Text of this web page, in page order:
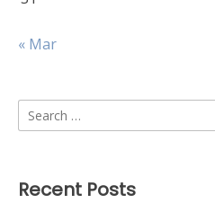
« Mar
Search
for:
Recent Posts